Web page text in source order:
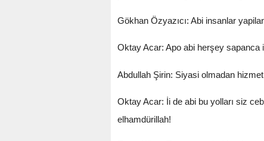
Gökhan Özyazıcı: Abi insanlar
Oktay Acar: Apo abi herşey
Abdullah Şirin: Siyasi olmadan
Oktay Acar: İi de abi bu yolları siz
elhamdürillah!